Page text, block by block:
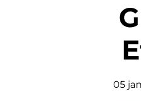
Grønne fliser til badeværelset:
05